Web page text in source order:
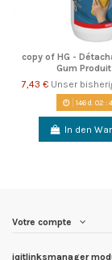
copy of HG -
Gum
7,43 € Unser
146d. 02 :
In den
Votre compte
iqitlinksmanager